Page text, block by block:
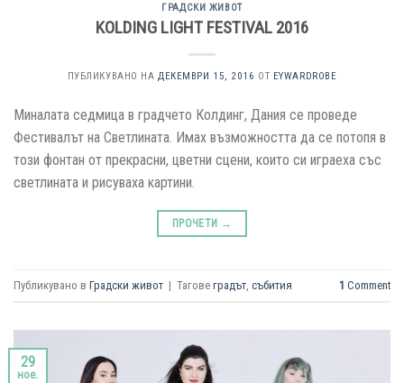
ГРАДСКИ ЖИВОТ
KOLDING LIGHT FESTIVAL 2016
ПУБЛИКУВАНО НА ДЕКЕМВРИ 15, 2016 ОТ EYWARDROBE
Миналата седмица в градчето Колдинг, Дания се проведе
Фестивалът на Светлината. Имах възможността да се потопя в
този фонтан от прекрасни, цветни сцени, които си играеха със
светлината и рисуваха картини.
ПРОЧЕТИ →
Публикувано в Градски живот | Тагове градът събития 1 Comment
29
ное.